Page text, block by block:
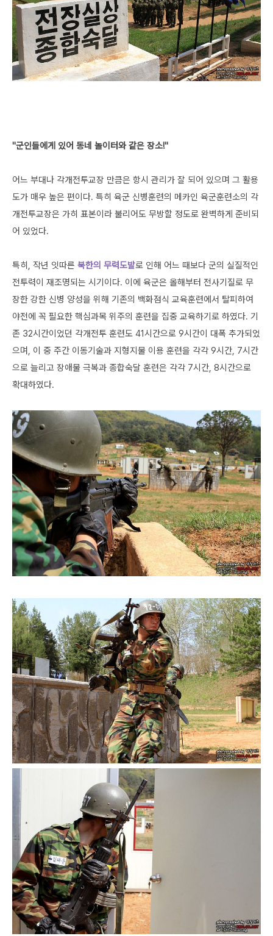
"군인들에게 있어 동네 놀이터와 같은 장소!"
어느 부대나 각개전투교장 만큼은 항시 관리가 잘 되어 있으며 그 활용
도가 매우 높은 편이다. 특히 육군 신병훈련의 메카인 육군훈련소의 각
개전투교장은 가히 표본이라 불리어도 무방할 정도로 완벽하게 준비되
어 있었다.
특히, 작년 잇따른 북한의 무력도발로 인해 어느 때보다 군의 실질적인
전투력이 재조명되는 시기이다. 이에 육군은 올해부터 전사기질로 무
장한 강한 신병 양성을 위해 기존의 백화점식 교육훈련에서 탈피하여
야전에 꼭 필요한 핵심과목 위주의 훈련을 집중 교육하기로 하였다. 기
존 32시간이었던 각개전투 훈련도 41시간으로 9시간이 대폭 추가되었
으며, 이 중 주간 이동기술과 지형지물 이용 훈련을 각각 9시간, 7시간
으로 늘리고 장애물 극복과 종합숙달 훈련은 각각 7시간, 8시간으로
확대하였다.